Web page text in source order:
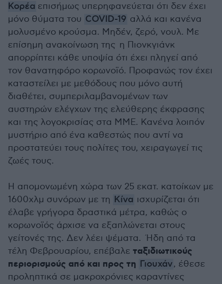
Κορέα επισήμως υπερηφανεύεται ότι δεν έχει
μόνο θύματα του COVID-19 αλλά και κανένα
μολυσμένο κρούσμα. Μηδέν, ζερό, νουλ. Με
επίσημη ανακοίνωση της η Πιονκγιάνκ
απορρίπτει κάθε υποψία ότι έχει πληγεί από
τον θανατηφόρο κορωνοϊό. Προφανώς τον έχει
καταστείλει με μεθόδους που μόνο αυτή
διαθέτει, συμπεριλαμβανομένων των
αυστηρών ελέγχων της ελεύθερης έκφρασης
και της λογοκρισίας στα ΜΜΕ. Κανένα λοιπόν
μυστήριο από ένα καθεστώς που αντί να
προστατεύει τους πολίτες του, χειραγωγεί τις
ζωές τους.
Η απομονωμένη χώρα των 25 εκατ. κατοίκων με
1600χλμ συνόρων με τη Κίνα ισχυρίζεται ότι
έλαβε γρήγορα δραστικά μέτρα, καθώς ο
κορωνοϊός άρχισε να εξαπλώνεται στους
γείτονές της. Δεν λέει ψέματα. Ήδη από τα
τέλη Φεβρουαρίου, επέβαλε ταξιδιωτικούς
περιορισμούς από και προς τη Γιουχάν, έθεσε
προληπτικά σε μακροχρόνιες καραντίνες